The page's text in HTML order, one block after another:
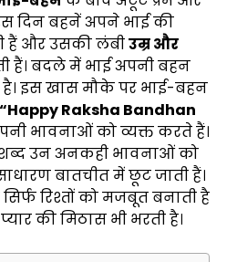
इस दिन बहनें अपने भाई की
हैं और उसकी लंबीउम्र और
हैं। बदले में भाई अपनी बहन
है। इस खास मौके पर भाई-बहन
“Happy Raksha Bandhan
भावनाओं को व्यक्त करते हैं।
उन अनकही भावनाओं को
बातचीत में छूट जाती हैं।
रिश्तों को मजबूत बनाती है
की मिठास भी भरती है।